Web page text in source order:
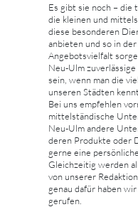
Es gibt sie noch – die
die kleinen und
diese besonderen
anbieten und so in
Angebotsvielfalt
Neu-Ulm
sein, wenn man die
unseren Städten kennt.
Bei uns empfehlen
mittelständische
Neu-Ulm andere
deren Produkte oder
gerne eine
Gleichzeitig werden
von unserer
genau dafür haben
gerufen.